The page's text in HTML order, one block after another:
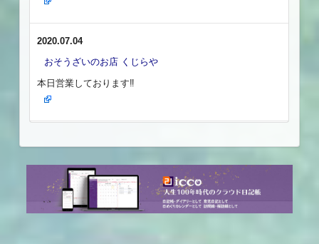
2020.07.04
おそうざいのお店 くじらや
本日営業しております‼️